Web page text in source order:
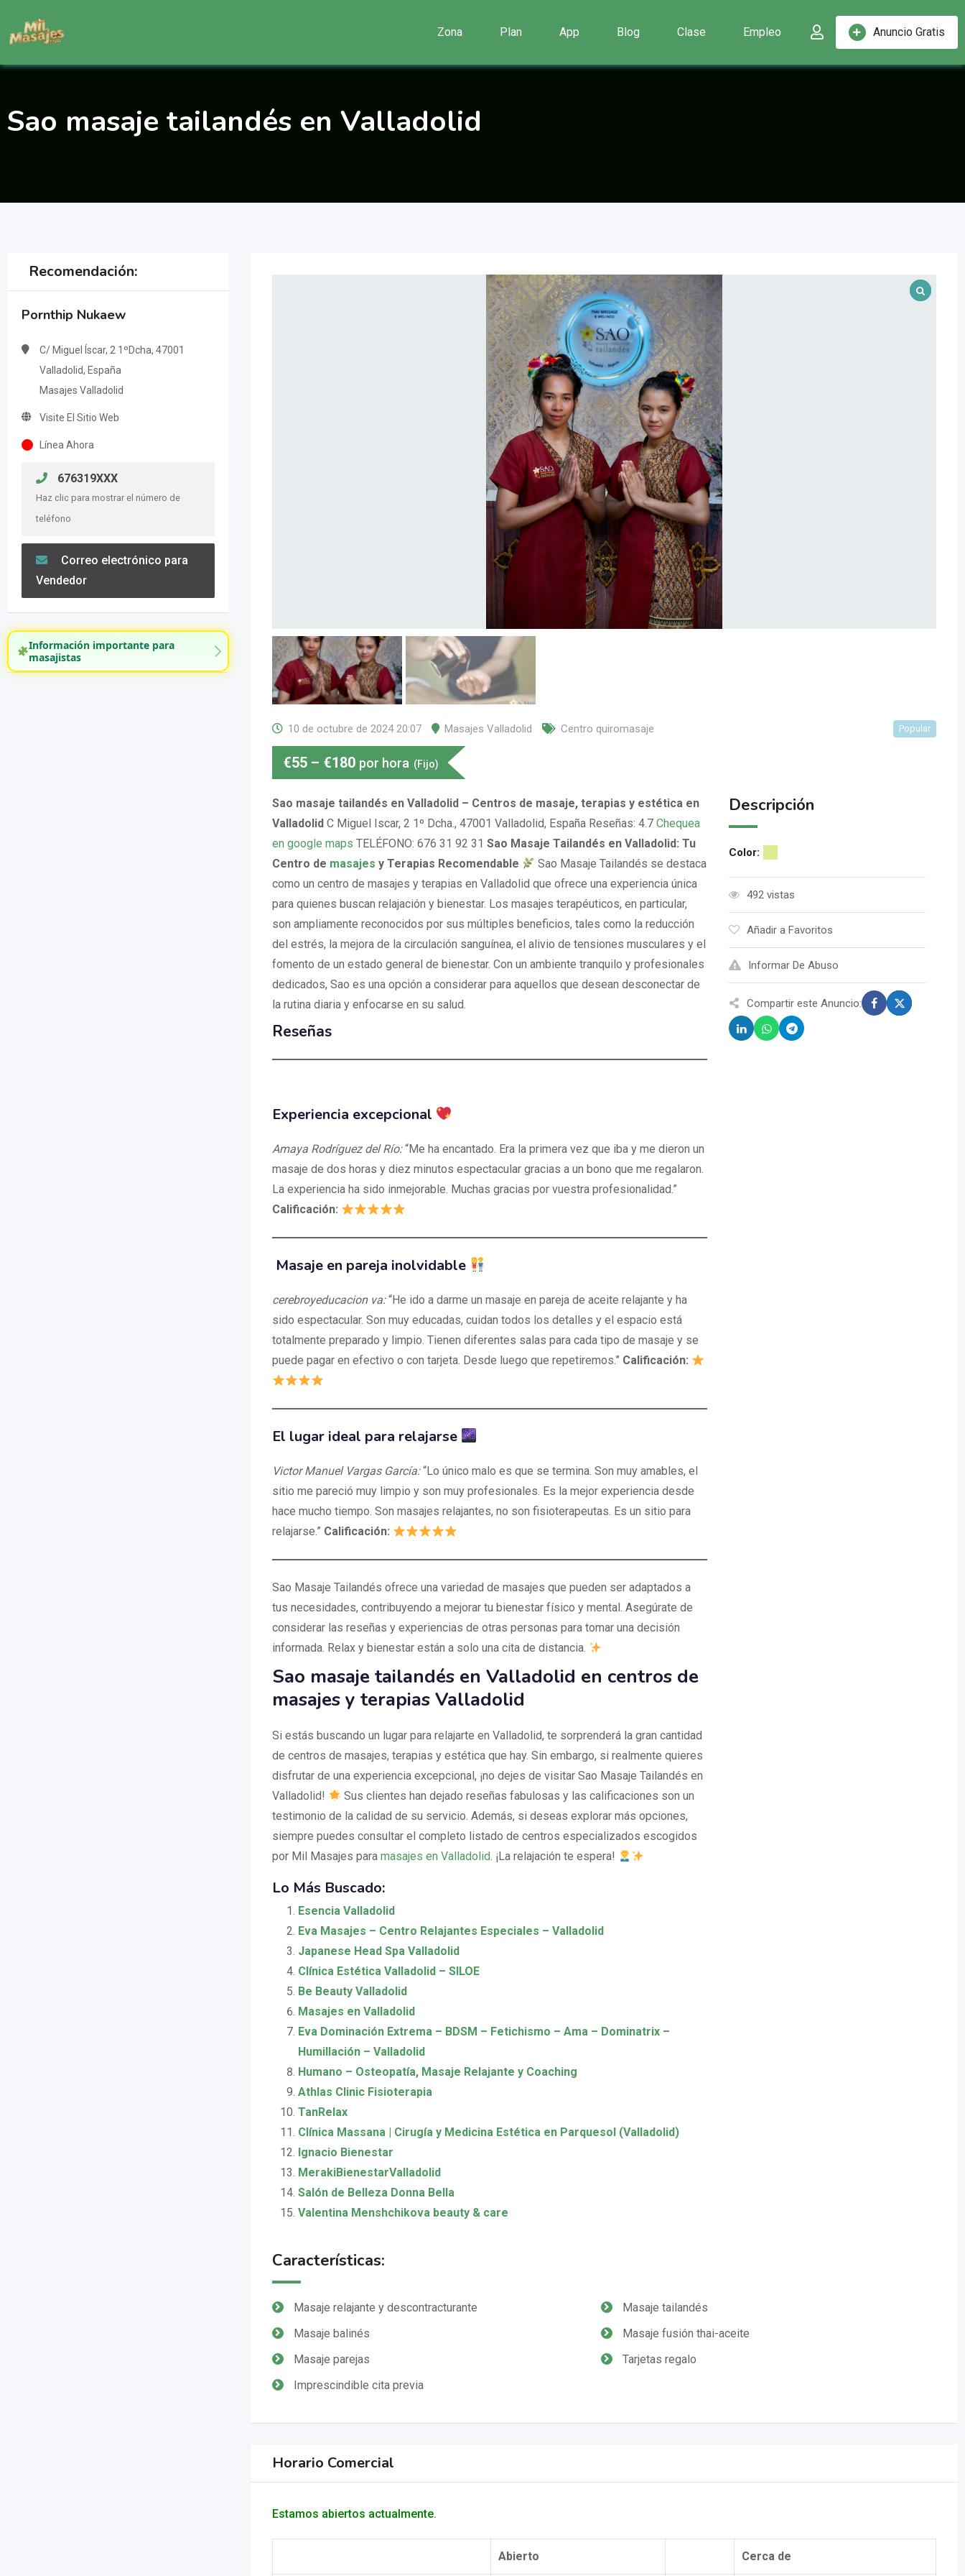
contenido
Anuncio Gratis
Zona Plan App Blog Clase Empleo
Sao masaje tailandés en Valladolid
Recomendación:
Pornthip Nukaew
C/ Miguel Íscar, 2 1ºDcha, 47001
Valladolid, España
Masajes Valladolid
Visite El Sitio Web
Línea Ahora
676319XXX
Haz clic para mostrar el número de
teléfono
Correo electrónico para
Vendedor
Información importante para
masajistas
10 de octubre de 2024 20:07 Masajes Valladolid Centro quiromasaje Popular
€55 – €180 por hora (Fijo)
Sao masaje tailandés en Valladolid – Centros de masaje, terapias y estética en
ValladolidC Miguel Iscar, 2 1º Dcha., 47001 Valladolid, España Reseñas: 4.7 Chequea
en google maps TELÉFONO: 676 31 92 31 Sao Masaje Tailandés en Valladolid: Tu
Centro de masajes y Terapias Recomendable
Sao Masaje Tailandés se destaca
como un centro de masajes y terapias en Valladolid que ofrece una experiencia única
para quienes buscan relajación y bienestar. Los masajes terapéuticos, en particular,
son ampliamente reconocidos por sus múltiples beneficios, tales como la reducción
del estrés, la mejora de la circulación sanguínea, el alivio de tensiones musculares y el
fomento de un estado general de bienestar. Con un ambiente tranquilo y profesionales
dedicados, Sao es una opción a considerar para aquellos que desean desconectar de
la rutina diaria y enfocarse en su salud.
Reseñas
Experiencia excepcional
Amaya Rodríguez del Río:“Me ha encantado. Era la primera vez que iba y me dieron un
masaje de dos horas y diez minutos espectacular gracias a un bono que me regalaron.
La experiencia ha sido inmejorable. Muchas gracias por vuestra profesionalidad.”
Calificación:
Masaje en pareja inolvidable
cerebroyeducacion va:“He ido a darme un masaje en pareja de aceite relajante y ha
sido espectacular. Son muy educadas, cuidan todos los detalles y el espacio está
totalmente preparado y limpio. Tienen diferentes salas para cada tipo de masaje y se
puede pagar en efectivo o con tarjeta. Desde luego que repetiremos.” Calificación:
El lugar ideal para relajarse
Victor Manuel Vargas García:“Lo único malo es que se termina. Son muy amables, el
sitio me pareció muy limpio y son muy profesionales. Es la mejor experiencia desde
hace mucho tiempo. Son masajes relajantes, no son fisioterapeutas. Es un sitio para
relajarse.” Calificación:
Sao Masaje Tailandés ofrece una variedad de masajes que pueden ser adaptados a
tus necesidades, contribuyendo a mejorar tu bienestar físico y mental. Asegúrate de
considerar las reseñas y experiencias de otras personas para tomar una decisión
informada. Relax y bienestar están a solo una cita de distancia.
Sao masaje tailandés en Valladolid en centros de
masajes y terapias Valladolid
Si estás buscando un lugar para relajarte en Valladolid, te sorprenderá la gran cantidad
de centros de masajes, terapias y estética que hay. Sin embargo, si realmente quieres
disfrutar de una experiencia excepcional, ¡no dejes de visitar Sao Masaje Tailandés en
Valladolid!
Sus clientes han dejado reseñas fabulosas y las calificaciones son un
testimonio de la calidad de su servicio. Además, si deseas explorar más opciones,
siempre puedes consultar el completo listado de centros especializados escogidos
por Mil Masajes para masajes en Valladolid. ¡La relajación te espera!
Lo Más Buscado:
Esencia Valladolid
Eva Masajes – Centro Relajantes Especiales – Valladolid
Japanese Head Spa Valladolid
Clínica Estética Valladolid – SILOE
Be Beauty Valladolid
Masajes en Valladolid
Eva Dominación Extrema – BDSM – Fetichismo – Ama – Dominatrix –
Humillación – Valladolid
Humano – Osteopatía, Masaje Relajante y Coaching
Athlas Clinic Fisioterapia
TanRelax
Clínica Massana | Cirugía y Medicina Estética en Parquesol (Valladolid)
Ignacio Bienestar
MerakiBienestarValladolid
Salón de Belleza Donna Bella
Valentina Menshchikova beauty & care
Descripción
Color:
492 vistas
Añadir a Favoritos
Informar De Abuso
Compartir este Anuncio:
Características:
Masaje relajante y descontracturante
Masaje tailandés
Masaje balinés
Masaje fusión thai-aceite
Masaje parejas
Tarjetas regalo
Imprescindible cita previa
Horario Comercial
Estamos abiertos actualmente.
Abierto Cerca de